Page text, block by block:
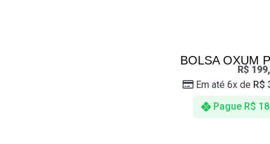
BOLSA OXUM
R$
Pague R$
Em até 6x de R$